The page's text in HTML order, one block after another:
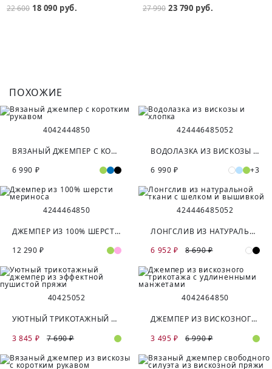
22 600 18 090 руб. 27 990 23 790 руб.
ПОХОЖИЕ
4042444850
ВЯЗАНЫЙ ДЖЕМПЕР С КОРОТКИМ РУКАВОМ
6 990 ₽
424446485052
ВОДОЛАЗКА ИЗ ВИСКОЗЫ И ХЛОПКА
6 990 ₽
+3
4244464850
ДЖЕМПЕР ИЗ 100% ШЕРСТИ МЕРИНОСА
12 290 ₽
424446485052
ЛОНГСЛИВ ИЗ НАТУРАЛЬНОЙ ТКАНИ С ШЕЛКОМ И ВЫШИВКОЙ
6 952 ₽
8 690 ₽
40425052
УЮТНЫЙ ТРИКОТАЖНЫЙ ДЖЕМПЕР ИЗ ЭФФЕКТНОЙ ПУШИСТОЙ ПРЯЖИ
3 845 ₽
7 690 ₽
4042464850
ДЖЕМПЕР ИЗ ВИСКОЗНОГО ТРИКОТАЖА С УДЛИНЕННЫМИ МАНЖЕТАМИ
3 495 ₽
6 990 ₽